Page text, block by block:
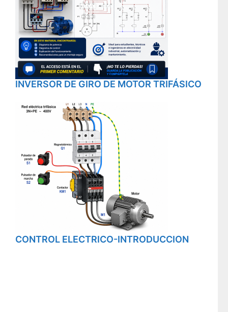
INVERSOR DE GIRO DE MOTOR TRIFÁSICO
CONTROL ELECTRICO-INTRODUCCION